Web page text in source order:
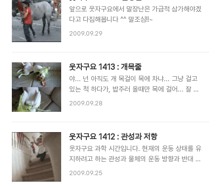
운전 하시구요. 우리는 추석 연휴에 이런 말을 하
곤 합니다. "더도 말고 덜도 말고 한가인만 같아
라..." 도대체 명절에 왜 이런 말을 하는 걸까요?
다고... ㅠㅠ (영상 위에서 오른쪽 마우스 버튼 클
릭 후 "뒤로"를 누르면 재생이 멈춥니다) 있다 끝
나고 섹스하러 갈까? ..
앞으로 웃자구요에서 말장난은 가급적 삼가해야겠
다고 다짐해봅니다 ^^ 말조심!!~
2009.09.29
웃자구요 1413 : 개목줄
야... 넌 아직도 개 목걸이 목에 차냐... 그냥 걸고
있는 척 하다가, 밥주러 올때만 목에 걸어... 잘 안
된다고? 당연히 처음엔 쉽지 않지.. 평상시에 그러
2009.09.28
웃자구요 1412 : 관성과 저항
웃자구요 과학 시간입니다. 현재의 운동 상태를 유
지하려고 하는 관성과 물체의 운동 방향과 반대 방
향으로 작용하려하는 저항이 만나게 될 경우 어떤
2009.09.25